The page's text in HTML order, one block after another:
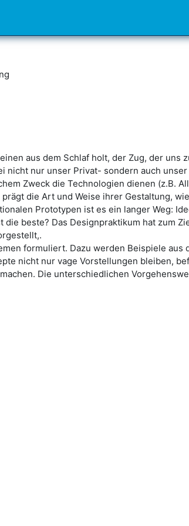
aus dem Schlaf holt, der Zug, der
nur unser Privat- sondern auch
Zweck die Technologien dienen (z.B.
die Art und Weise ihrer Gestaltung,
Prototypen ist es ein langer Weg:
beste? Das Designpraktikum hat zum
formuliert. Dazu werden Beispiele
nicht nur vage Vorstellungen bleiben,
Die unterschiedlichen